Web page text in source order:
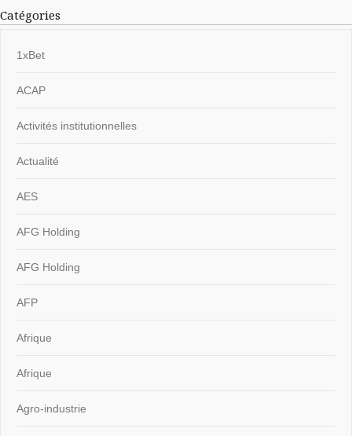
Catégories
1xBet
ACAP
Activités institutionnelles
Actualité
AES
AFG Holding
AFG Holding
AFP
Afrique
Afrique
Agro-industrie